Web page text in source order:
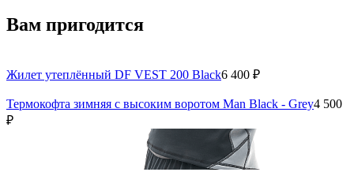
Вам пригодится
Жилет утеплённый DF VEST 200 Black6 400 ₽
Термокофта зимняя с высоким воротом Man Black - Grey4 500
₽